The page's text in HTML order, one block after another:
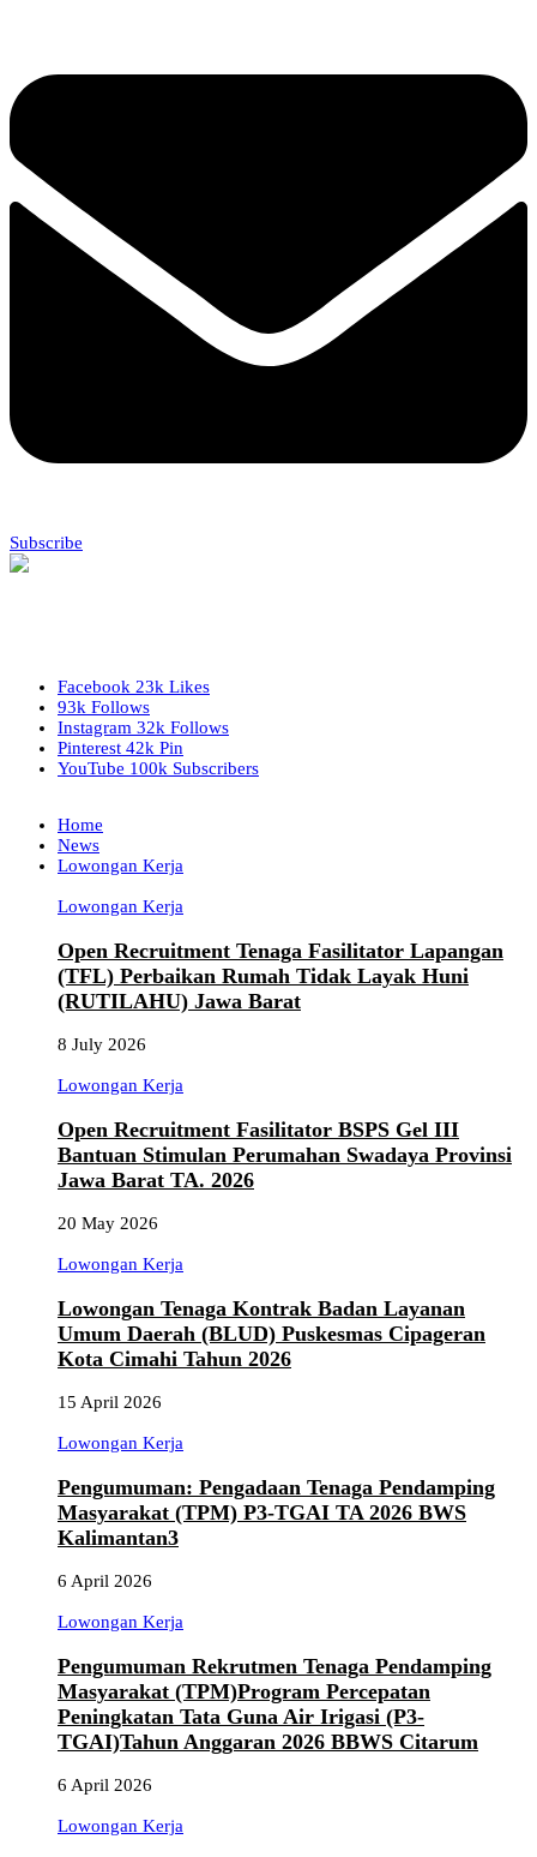
Subscribe
Facebook 23k Likes
93k Follows
Instagram 32k Follows
Pinterest 42k Pin
YouTube 100k Subscribers
Home
News
Lowongan Kerja
Lowongan Kerja
Open Recruitment Tenaga Fasilitator Lapangan
(TFL) Perbaikan Rumah Tidak Layak Huni
(RUTILAHU) Jawa Barat
8 July 2026
Lowongan Kerja
Open Recruitment Fasilitator BSPS Gel III
Bantuan Stimulan Perumahan Swadaya Provinsi
Jawa Barat TA. 2026
20 May 2026
Lowongan Kerja
Lowongan Tenaga Kontrak Badan Layanan
Umum Daerah (BLUD) Puskesmas Cipageran
Kota Cimahi Tahun 2026
15 April 2026
Lowongan Kerja
Pengumuman: Pengadaan Tenaga Pendamping
Masyarakat (TPM) P3-TGAI TA 2026 BWS
Kalimantan3
6 April 2026
Lowongan Kerja
Pengumuman Rekrutmen Tenaga Pendamping
Masyarakat (TPM)Program Percepatan
Peningkatan Tata Guna Air Irigasi (P3-
TGAI)Tahun Anggaran 2026 BBWS Citarum
6 April 2026
Lowongan Kerja